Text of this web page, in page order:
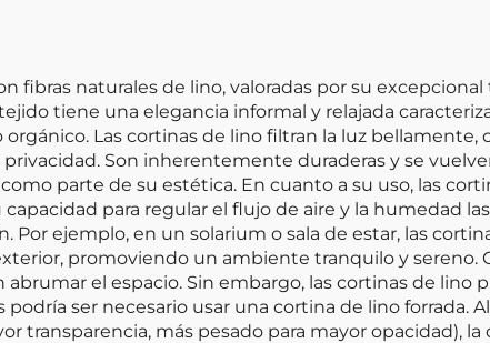
fibras naturales de lino, valoradas por su
tiene una elegancia informal y relajada
Las cortinas de lino filtran la luz bellamente,
Son inherentemente duraderas y se
parte de su estética. En cuanto a su uso, las
para regular el flujo de aire y la humedad
ejemplo, en un solarium o sala de estar, las
promoviendo un ambiente tranquilo y sereno.
el espacio. Sin embargo, las cortinas de lino
ser necesario usar una cortina de lino forrada.
transparencia, más pesado para mayor opacidad),